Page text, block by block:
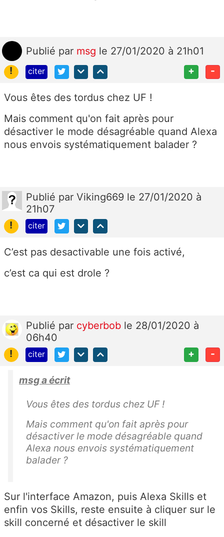
Publié par msg le 27/01/2020 à 21h01
!
citer + -
Vous êtes des tordus chez UF !
Mais comment qu'on fait après pour
désactiver le mode désagréable quand Alexa
nous envois systématiquement balader ?
Publié par Viking669 le 27/01/2020 à
21h07
!
citer
C’est pas desactivable une fois activé,
c’est ca qui est drole ?
Publié par cyberbob le 28/01/2020 à
06h40
!
citer + -
msg a écrit
Vous êtes des tordus chez UF !
Mais comment qu'on fait après pour
désactiver le mode désagréable quand
Alexa nous envois systématiquement
balader ?
Sur l'interface Amazon, puis Alexa Skills et
enfin vos Skills, reste ensuite à cliquer sur le
skill concerné et désactiver le skill